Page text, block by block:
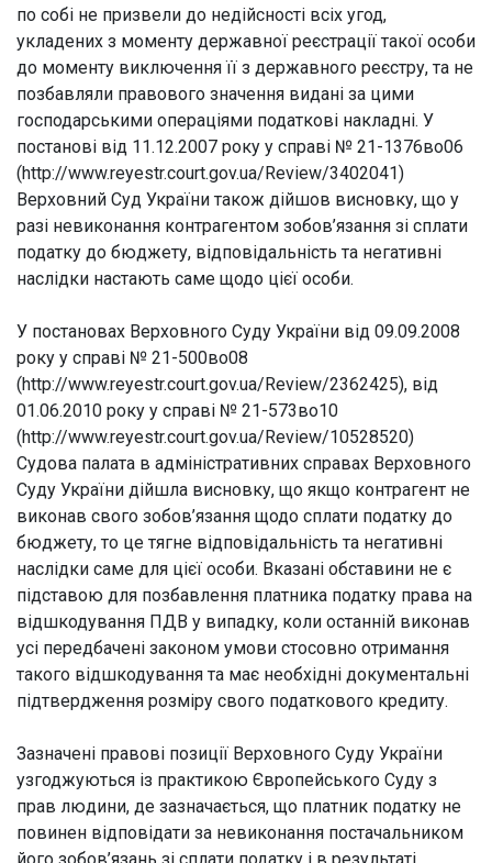
по собі не призвели до недійсності всіх угод,
укладених з моменту державної реєстрації такої особи
до моменту виключення її з державного реєстру, та не
позбавляли правового значення видані за цими
господарськими операціями податкові накладні. У
постанові від 11.12.2007 року у справі № 21-1376во06
(http://www.reyestr.court.gov.ua/Review/3402041)
Верховний Суд України також дійшов висновку, що у
разі невиконання контрагентом зобов’язання зі сплати
податку до бюджету, відповідальність та негативні
наслідки настають саме щодо цієї особи.
У постановах Верховного Суду України від 09.09.2008
року у справі № 21-500во08
(http://www.reyestr.court.gov.ua/Review/2362425), від
01.06.2010 року у справі № 21-573во10
(http://www.reyestr.court.gov.ua/Review/10528520)
Судова палата в адміністративних справах Верховного
Суду України дійшла висновку, що якщо контрагент не
виконав свого зобов’язання щодо сплати податку до
бюджету, то це тягне відповідальність та негативні
наслідки саме для цієї особи. Вказані обставини не є
підставою для позбавлення платника податку права на
відшкодування ПДВ у випадку, коли останній виконав
усі передбачені законом умови стосовно отримання
такого відшкодування та має необхідні документальні
підтвердження розміру свого податкового кредиту.
Зазначені правові позиції Верховного Суду України
узгоджуються із практикою Європейського Суду з
прав людини, де зазначається, що платник податку не
повинен відповідати за невиконання постачальником